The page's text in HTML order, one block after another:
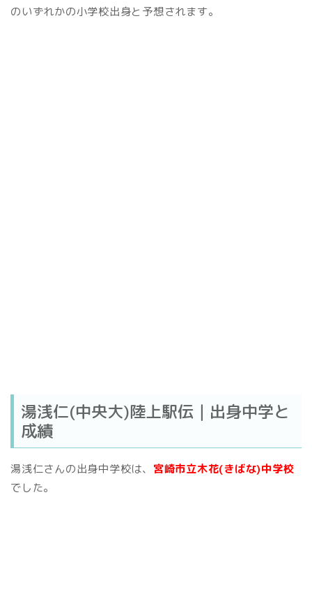
のいずれかの小学校出身と予想されます。
湯浅仁(中央大)陸上駅伝｜出身中学と
成績
湯浅仁さんの出身中学校は、 宮崎市立木花(きばな)中学校
でした。